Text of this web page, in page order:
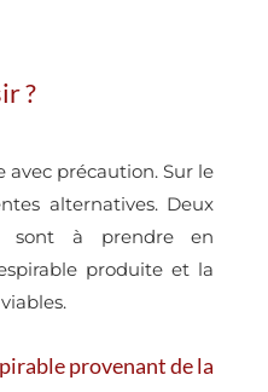
?
avec précaution. Sur le
alternatives. Deux
sont à prendre en
produite et la
provenant de la